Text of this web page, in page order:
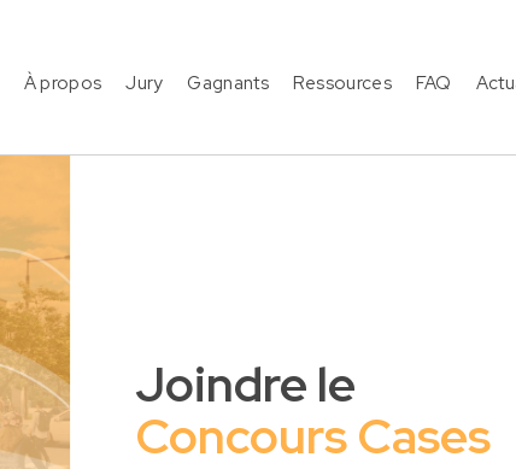
À propos Jury Gagnants Ressources FAQ
Joindre le
Concours Cases